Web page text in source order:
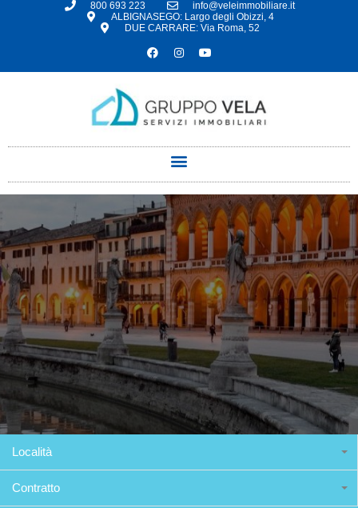
800 693 223
info@veleimmobiliare.it
ALBIGNASEGO: Largo degli Obizzi, 4
DUE CARRARE: Via Roma, 52
Località
Contratto